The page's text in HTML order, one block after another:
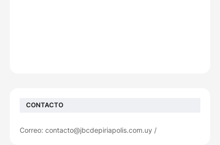
CONTACTO
Correo: contacto@jbcdepiriapolis.com.uy /